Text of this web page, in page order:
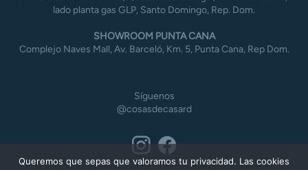
lado planta gas GLP, Santo Domingo, Rep. Dom.
SHOWROOM PUNTA CANA
Complejo Naves Mall, Av. Barceló, Km. 5, Punta Cana, Rep Dom.
Síguenos
@cosasdecasard
Queremos que sepas que valoramos tu privacidad. Las cookies